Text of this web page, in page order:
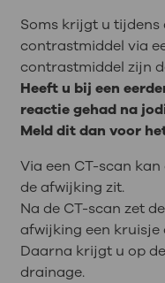
Soms krijgt u
contrastmiddel via
contrastmiddel zijn
Heeft u bij een
reactie gehad na
Meld dit dan voor
Via een CT-scan
de afwijking zit.
Na de CT-scan zet
afwijking een kruisje
Daarna krijgt u op
drainage.